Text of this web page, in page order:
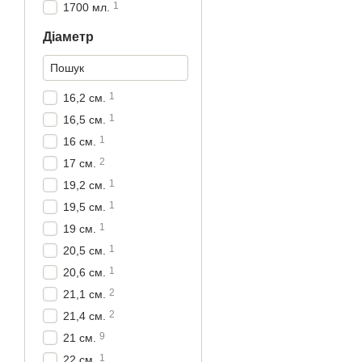
1700 мл. 1
Діаметр
16,2 см. 1
16,5 см. 1
16 см. 1
17 см. 2
19,2 см. 1
19,5 см. 1
19 см. 1
20,5 см. 1
20,6 см. 1
21,1 см. 2
21,4 см. 2
21 см. 9
1